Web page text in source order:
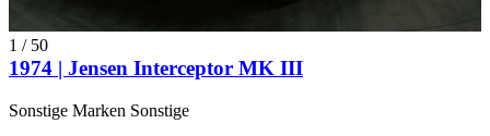
1 / 50
1974 | Jensen Interceptor MK III
Sonstige Marken Sonstige